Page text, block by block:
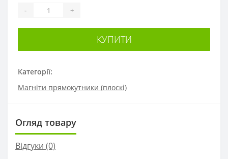
Категорії:
Магніти прямокутники (плоскі)
- +
КУПИТИ
Огляд товару
Відгуки (0)